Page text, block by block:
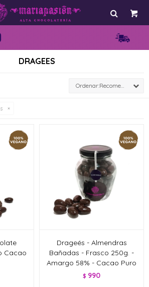
DRAGEES
Recomendados
Cacao
Drageés - Almendras
Bañadas - Frasco 250g. -
Amargo 58% - Cacao Puro
$ 990